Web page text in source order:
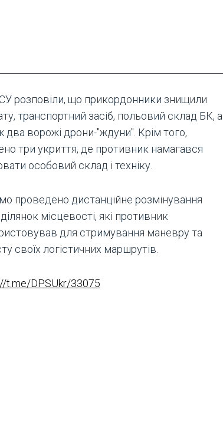
розповіли, що прикордонники знищили
транспортний засіб, польовий склад БК, а
два ворожі дрони-"ждуни". Крім того,
три укриття, де противник намагався
особовий склад і техніку.
проведено дистанційне розмінування
місцевості, які противник
для стримування маневру та
своїх логістичних маршрутів.
t.me/DPSUkr/33075